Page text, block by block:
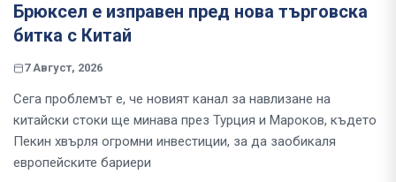
Брюксел е изправен пред нова търговска
битка с Китай
7 Август, 2026
Сега проблемът е, че новият канал за навлизане на
китайски стоки ще минава през Турция и Мароков, където
Пекин хвърля огромни инвестиции, за да заобикаля
европейските бариери